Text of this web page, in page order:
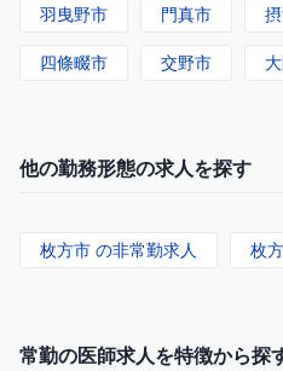
羽曳野市 門真市
四條畷市 交野市
他の勤務形態の求人を探す
枚方市 の非常勤求人 枚
常勤の医師求人を特徴から探